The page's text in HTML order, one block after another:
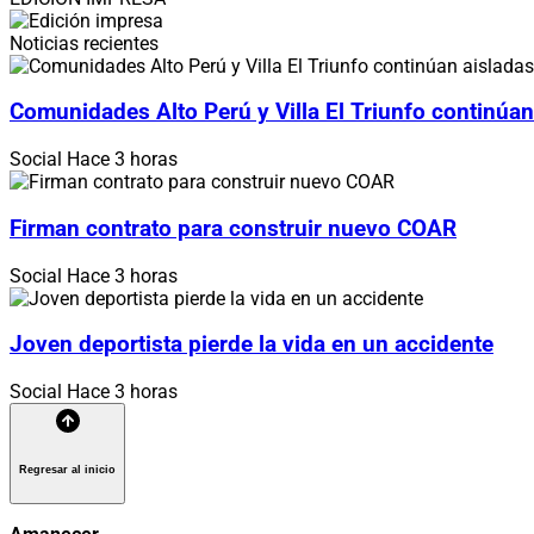
Noticias recientes
Comunidades Alto Perú y Villa El Triunfo
Social Hace 3 horas
Firman contrato para construir nuevo COAR
Social Hace 3 horas
Joven deportista pierde la vida en un accidente
Social Hace 3 horas
Regresar al inicio